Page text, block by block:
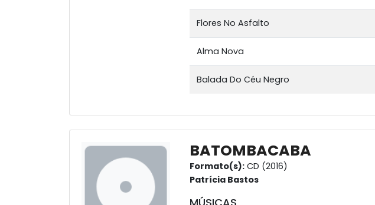
Flores No Asfalto
Alma Nova
Balada Do Céu Negro
BATOMBACABA
Formato(s): CD (2016)
Patrícia Bastos